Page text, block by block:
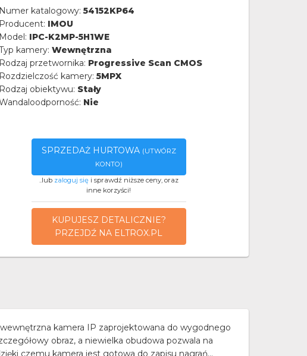
Numer katalogowy: 54152KP64
Producent: IMOU
Model: IPC-K2MP-5H1WE
kamery: Wewnętrzna
Rodzaj przetwornika: Progressive Scan CMOS
Rozdzielczość kamery: 5MPX
Rodzaj obiektywu: Stały
Nie
SPRZEDAŻ HURTOWA (UTWÓRZ
KONTO)
..lub zaloguj sięi sprawdź niższe ceny, oraz
inne korzyści!
KUPUJESZ DETALICZNIE?
PRZEJDŹ NA ELTROX.PL
kamera IP zaprojektowana do wygodnego
obraz, a niewielka obudowa pozwala na
czemu kamera jest gotowa do zapisu nagrań...